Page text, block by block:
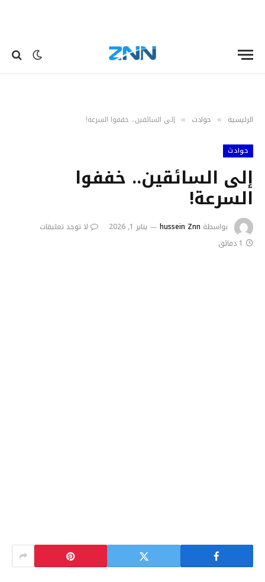
الرئيسية » حوادث » إلى السائقين.. خففوا السرعة!
حوادث
إلى السائقين.. خففوا
السرعة!
بواسطة hussein Znn يناير 1, 2026
لا توجد تعليقات
1 دقائق